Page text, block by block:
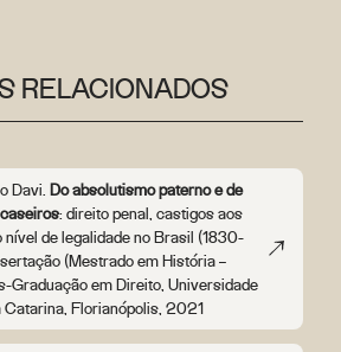
RELACIONADOS
Davi. Do absolutismo paterno e de
: direito penal, castigos aos
de legalidade no Brasil (1830-
(Mestrado em História –
Graduação em Direito, Universidade
Catarina, Florianópolis, 2021